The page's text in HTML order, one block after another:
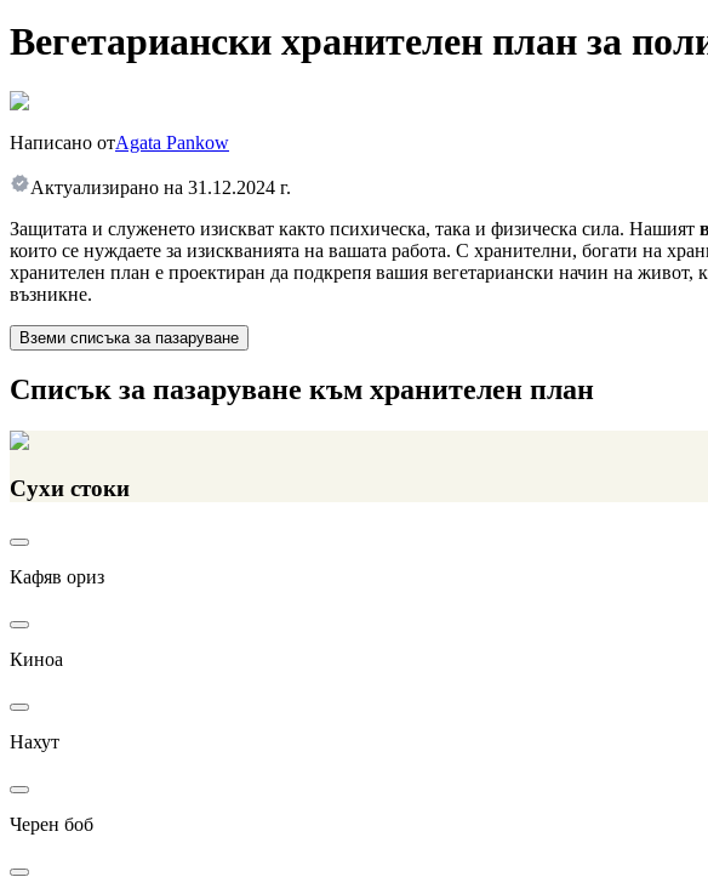
Вегетариански хранителен план за
Написано отAgata Pankow
Актуализирано на 31.12.2024 г.
Защитата и служенето изискват както психическа, така и физическа сила. Нашият
които се нуждаете за изискванията на вашата работа. С хранителни, богати на
хранителен план е проектиран да подкрепя вашия вегетариански начин на живот,
възникне.
Вземи списъка за пазаруване
Списък за пазаруване към хранителен план
Сухи стоки
Кафяв ориз
Киноа
Нахут
Черен боб